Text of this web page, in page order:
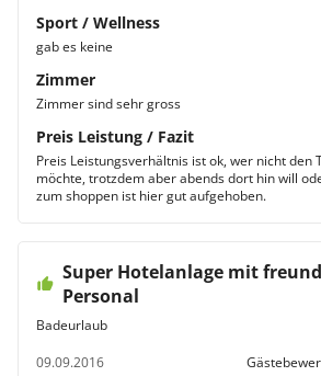
Sport / Wellness
gab es keine
Zimmer
Zimmer sind sehr gross
Preis Leistung / Fazit
Preis Leistungsverhältnis ist ok, wer nicht den
möchte, trotzdem aber abends dort hin will
zum shoppen ist hier gut aufgehoben.
Super Hotelanlage mit
Personal
Badeurlaub
09.09.2016